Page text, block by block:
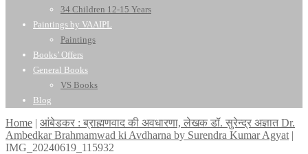
34 Children 12-15 Years
Paintings by VAAIPL
Paintings
Books’ Offers
General Books
VS Books
Blog
Home | आंबेडकर : ब्राह्मणवाद की अवधारणा, लेखक डॉ. सुरेन्द्र अज्ञात Dr.
Ambedkar Brahmamwad ki Avdharna by Surendra Kumar Agyat |
IMG_20240619_115932